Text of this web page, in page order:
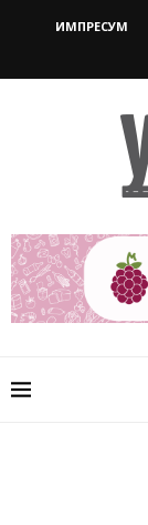
ИМПРЕСУМ